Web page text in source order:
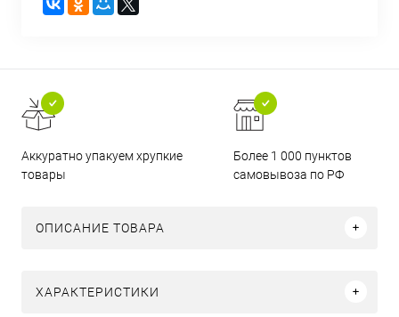
Аккуратно упакуем хрупкие
товары
Более 1 000 пунктов
самовывоза по РФ
ОПИСАНИЕ ТОВАРА
ХАРАКТЕРИСТИКИ